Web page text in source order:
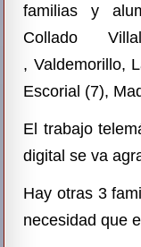
familias y
Collado
, Valdemorillo,
Escorial (7),
El trabajo
digital se va
Hay otras 3
necesidad que